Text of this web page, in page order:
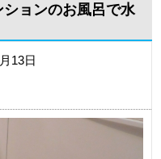
ョンのお風呂で水
13日